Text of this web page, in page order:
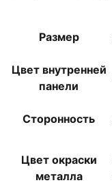
Размер
Цвет внутренней
панели
Сторонность
Цвет окраски
металла